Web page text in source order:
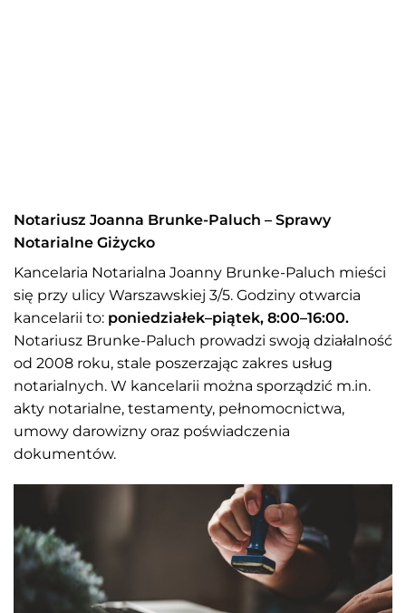
Notariusz Joanna Brunke-Paluch – Sprawy
Notarialne Giżycko
Kancelaria Notarialna Joanny Brunke-Paluch mieści
się przy ulicy Warszawskiej 3/5. Godziny otwarcia
kancelarii to: poniedziałek–piątek, 8:00–16:00.
Notariusz Brunke-Paluch prowadzi swoją działalność
od 2008 roku, stale poszerzając zakres usług
notarialnych. W kancelarii można sporządzić m.in.
akty notarialne, testamenty, pełnomocnictwa,
umowy darowizny oraz poświadczenia
dokumentów.